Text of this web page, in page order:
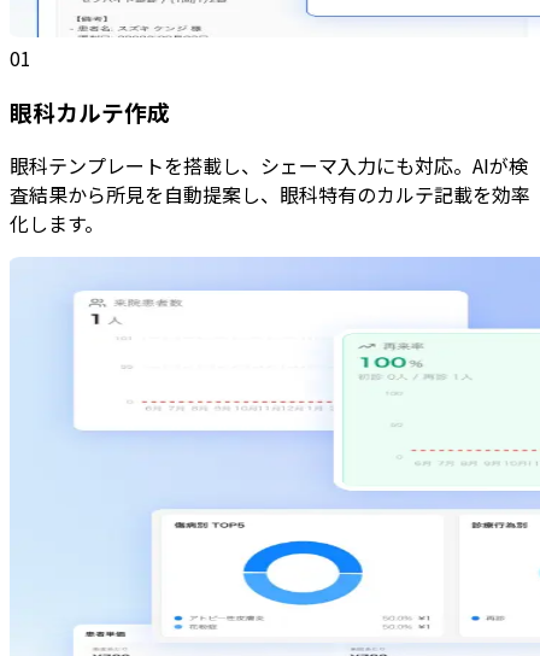
01
眼科カルテ作成
眼科テンプレートを搭載し、シェーマ入力にも対応。AIが検
査結果から所見を自動提案し、眼科特有のカルテ記載を効率
化します。